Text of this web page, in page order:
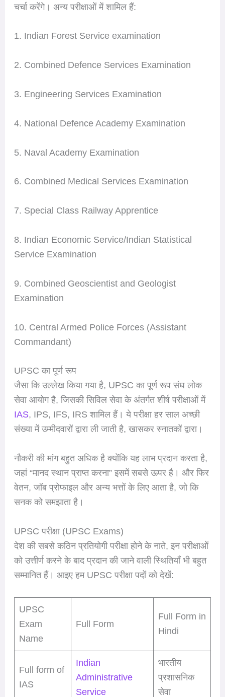
चर्चा करेंगे। अन्य परीक्षाओं में शामिल हैं:
1. Indian Forest Service examination
2. Combined Defence Services Examination
3. Engineering Services Examination
4. National Defence Academy Examination
5. Naval Academy Examination
6. Combined Medical Services Examination
7. Special Class Railway Apprentice
8. Indian Economic Service/Indian Statistical
Service Examination
9. Combined Geoscientist and Geologist
Examination
10. Central Armed Police Forces (Assistant
Commandant)
UPSC का पूर्ण रूप
जैसा कि उल्लेख किया गया है, UPSC का पूर्ण रूप संघ लोक
सेवा आयोग है, जिसकी सिविल सेवा के अंतर्गत शीर्ष परीक्षाओं में
IAS, IPS, IFS, IRS शामिल हैं। ये परीक्षा हर साल अच्छी
संख्या में उम्मीदवारों द्वारा ली जाती है, खासकर स्नातकों द्वारा।
नौकरी की मांग बहुत अधिक है क्योंकि यह लाभ प्रदान करता है,
जहां “मानद स्थान प्राप्त करना” इसमें सबसे ऊपर है। और फिर
वेतन, जॉब प्रोफाइल और अन्य भत्तों के लिए आता है, जो कि
सनक को समझाता है।
UPSC परीक्षा (UPSC Exams)
देश की सबसे कठिन प्रतियोगी परीक्षा होने के नाते, इन परीक्षाओं
को उत्तीर्ण करने के बाद प्रदान की जाने वाली स्थितियाँ भी बहुत
सम्मानित हैं। आइए हम UPSC परीक्षा पदों को देखें:
UPSC
Exam
Name
Full Form
Full Form in
Hindi
Full form of
IAS
Indian
Administrative
Service
भारतीय
प्रशासनिक
सेवा